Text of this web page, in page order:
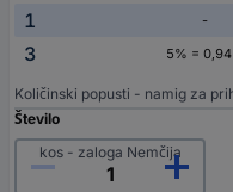
1 -
3
5% =
Količinski popusti - namig za
Število
kos - zaloga Nemčija